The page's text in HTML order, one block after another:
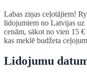
Labas ziņas ceļotājiem!
lidojumiem no Latvijas uz
cenām, sākot no vien 15
kas meklē budžeta
Lidojumu